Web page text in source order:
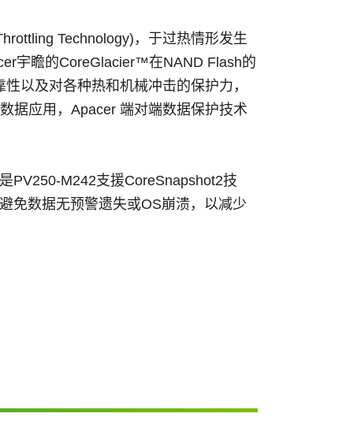
Technology)，于过热情形发生
宇瞻的CoreGlacier™在NAND Flash的
以及对各种热和机械冲击的保护力，
据应用，Apacer 端对端数据保护技术
PV250-M242支援CoreSnapshot2技
免数据无预警遗失或OS崩溃，以减少